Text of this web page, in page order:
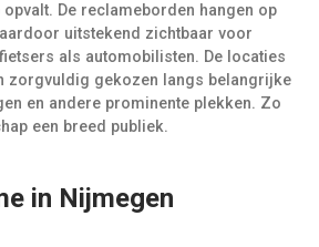
De reclameborden hangen op
uitstekend zichtbaar voor
als automobilisten. De locaties
zorgvuldig gekozen langs belangrijke
en andere prominente plekken. Zo
een breed publiek.
in Nijmegen